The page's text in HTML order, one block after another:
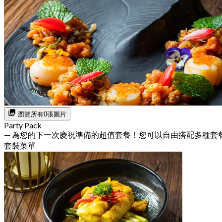
瀏覽所有0張圖片
Party Pack
— 為您的下一次慶祝準備的超值套餐！您可以自由搭配多種套
套裝菜單